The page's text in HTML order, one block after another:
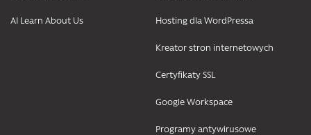
AI Learn About Us Hosting dla WordPressa
Kreator stron internetowych
Certyfikaty SSL
Google Workspace
Programy antywirusowe